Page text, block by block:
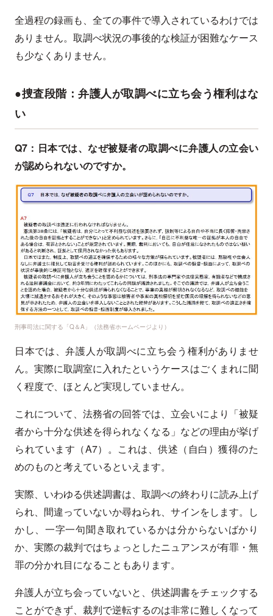
全過程の録画も、全ての事件で導入されているわけでは
ありません。取調べ状況の事後的な検証が困難なケース
も少なくありません。
●捜査段階：弁護人が取調べに立ち会う権利はな
い
Q7：日本では、なぜ被疑者の取調べに弁護人の立会い
が認められないのですか。
刑事司法に関する「Q＆A」（法務省ホームページより）
日本では、弁護人が取調べに立ち会う権利がありませ
ん。実際に取調室に入れたというケースはごくまれに聞
く程度で、ほとんど実現していません。
これについて、法務省の回答では、立会いにより「被疑
者から十分な供述を得られなくなる」などの理由が挙げ
られています（A7）。これは、供述（自白）獲得のた
めのものと考えているといえます。
実際、いわゆる供述調書は、取調べの終わりに読み上げ
られ、間違っていないか尋ねられ、サインをします。し
かし、一字一句聞き取れているかは分からないばかり
か、実際の裁判ではちょっとしたニュアンスが有罪・無
罪の分かれ目になることもあります。
弁護人が立ち会っていないと、供述調書をチェックする
ことができず、裁判で逆転するのは非常に難しくなって